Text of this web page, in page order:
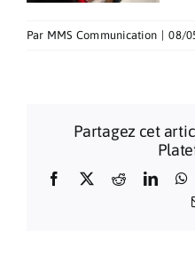
Par MMS Communication 08/
Partagez cet
Facebook
X Reddit